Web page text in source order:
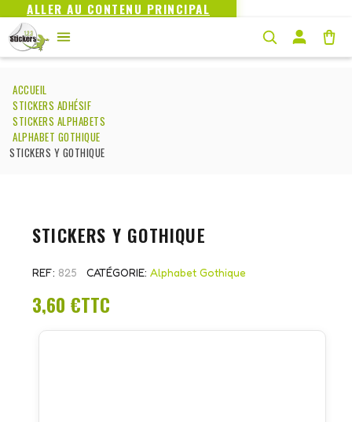
ALLER AU CONTENU PRINCIPAL
ACCUEIL
STICKERS ADHÉSIF
STICKERS ALPHABETS
ALPHABET GOTHIQUE
STICKERS Y GOTHIQUE
STICKERS Y GOTHIQUE
REF 825 CATÉGORIE Alphabet Gothique
3,60 €TTC